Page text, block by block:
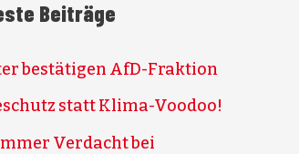
Beiträge
bestätigen AfD-Fraktion
statt Klima-Voodoo!
Verdacht bei